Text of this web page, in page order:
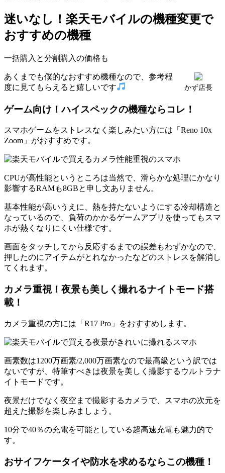
迷いなし！楽天モバイルの機種変更で
おすすめの機種
一括購入と分割購入の価格も
あくまでも僕的なおすすめ機種なので、参考程
度に見てもらえると嬉しいです
かず店長
ゲーム向け！ハイスペックの機種ならコレ！
スマホゲームをストレスなく楽しみたい方には「Reno 10x
Zoom」がおすすめです。
CPUが高性能というところは当然で、滑らかな処理にかなり
影響するRAMも8GBと申し文ありません。
基本性能が高いうえに、熱を持たないようにする冷却構造と
なっているので、負荷のかかるゲームアプリを使ってもスマ
ホが熱くなりにくい仕様です。
画面をタッチしてから反応するまでの誤差もわずかなので、
押したのにアイテムがとれなかったなどのストレスを解消し
てくれます。
カメラ重視！夜景も美しく撮れるナイトモード搭
載！
カメラ重視の方には「R17 Pro」をおすすめします。
画素数は1200万画素/2,000万画素なので最高級という訳では
ないですが、特筆すべきは夜景を美しく撮影するウルトラナ
イトモードです。
夜景だけでなく夜空まで撮影するカメラで、スマホの次元を
超えた撮影を楽しみましょう。
10分で40％の充電を可能としている超高速充電も魅力的で
す。
おサイフケータイや防水を求めるならこの機種！